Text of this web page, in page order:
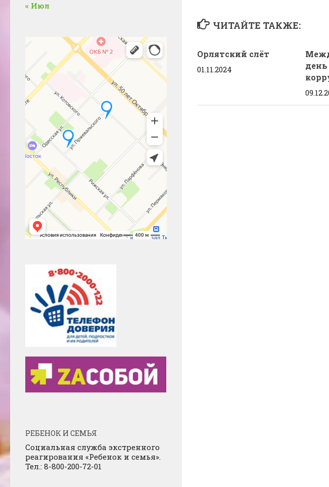
ЧИТАЙТЕ ТАКЖЕ:
Орлятский слёт
01.11.2024
« Июл
РЕБЕНОК И СЕМЬЯ
Социальная служба экстренного
реагирования «Ребенок и семья».
Тел.: 8-800-200-72-01